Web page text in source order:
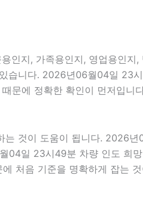
인지, 가족용인지, 영업용인지,
습니다. 2026년06월04일 23
문에 정확한 확인이 먼저입니
는 것이 도움이 됩니다. 2026
04일 23시49분 차량 인도 희
처음 기준을 명확하게 잡는